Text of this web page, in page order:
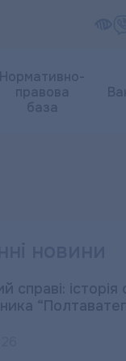
Нормативно-
правова
база
справі: